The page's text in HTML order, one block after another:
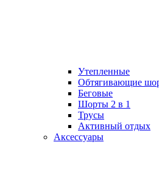
Утепленные
Обтягивающие
Беговые
Шорты 2 в 1
Трусы
Активный отдых
Аксессуары